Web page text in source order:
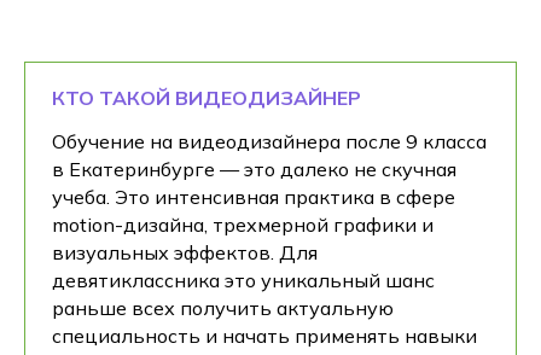
КТО ТАКОЙ ВИДЕОДИЗАЙНЕР
Обучение на видеодизайнера после 9 класса
в Екатеринбурге — это далеко не скучная
учеба. Это интенсивная практика в сфере
motion-дизайна, трехмерной графики и
визуальных эффектов. Для
девятиклассника это уникальный шанс
раньше всех получить актуальную
специальность и начать применять навыки